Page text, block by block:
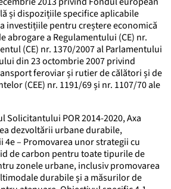
și dispozițiile specifice aplicabile
investițiile pentru creștere economică
abrogare a Regulamentului (CE) nr.
(CE) nr. 1370/2007 al Parlamentului
din 23 octombrie 2007 privind
feroviar și rutier de călători și de
(CEE) nr. 1191/69 și nr. 1107/70 ale
Solicitantului POR 2014-2020, Axa
dezvoltării urbane durabile,
– Promovarea unor strategii cu
de carbon pentru toate tipurile de
zonele urbane, inclusiv promovarea
durabile și a măsurilor de